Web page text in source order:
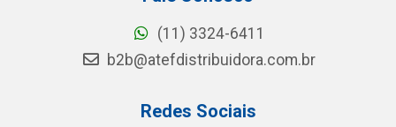
(11) 3324-6411
b2b@atefdistribuidora.com.br
Redes Sociais